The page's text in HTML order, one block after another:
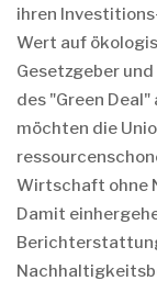
ihren
Wert auf
Gesetzgeber und
des "Green
möchten die
Wirtschaft ohne
Damit